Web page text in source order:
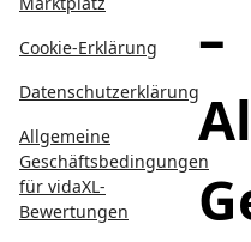
Cookie-Erklärung
Datenschutzerklärung
Allgemeine
Geschäftsbedingungen
für vidaXL-
Bewertungen
–